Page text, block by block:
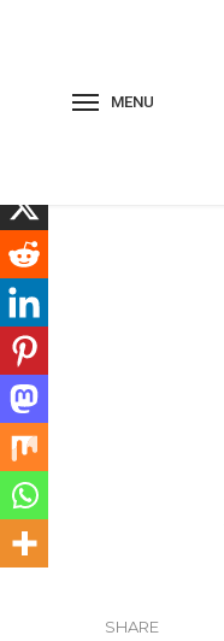
MENU
SHARE